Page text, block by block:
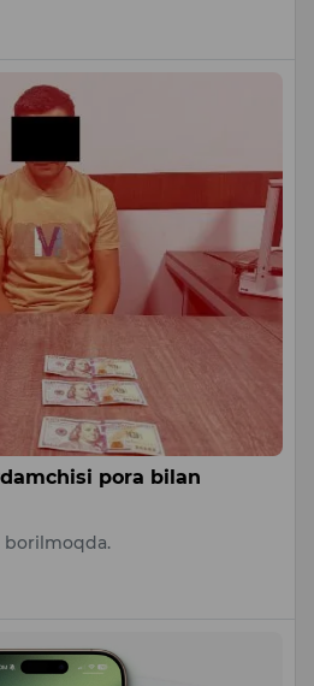
pora bilan
borilmoqda.